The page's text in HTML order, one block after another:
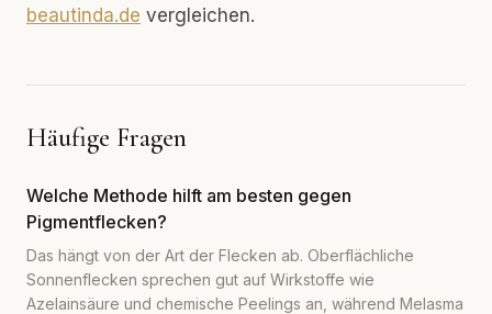
beautinda.de vergleichen.
Häufige Fragen
Welche Methode hilft am besten gegen
Pigmentflecken?
Das hängt von der Art der Flecken ab. Oberflächliche
Sonnenflecken sprechen gut auf Wirkstoffe wie
Azelainsäure und chemische Peelings an, während Melasma